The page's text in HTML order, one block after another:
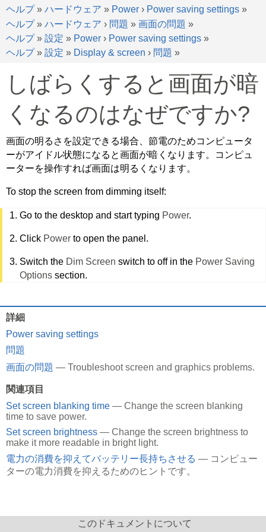
ヘルプ» ハードウェア » Power › Power saving settings »
ヘルプ» ハードウェア › 問題 » 画面の問題 »
ヘルプ» 設定 » Power › Power saving settings »
ヘルプ» 設定 » Display & screen › 問題 »
しばらくすると画面が暗
くなるのはなぜですか?
画面の明るさを設定できる場合、節電のためコンピュータ
ーがアイドル状態になると画面が暗くなります。コンピュ
ーターを操作すれば画面は明るくなります。
To stop the screen from dimming itself:
Go to the desktop and start typing Power.
Click Power to open the panel.
Switch the Dim Screen switch to off in the Power Saving
Options section.
詳細
Power saving settings
問題
画面の問題 — Troubleshoot screen and graphics problems.
関連項目
Set screen blanking time — Change the screen blanking
time to save power.
Set screen brightness — Change the screen brightness to
make it more readable in bright light.
電力の消費を抑えてバッテリー長持ちさせる — コンピュー
ターの電力消費を抑えるためのヒントです。
このドキュメントについて